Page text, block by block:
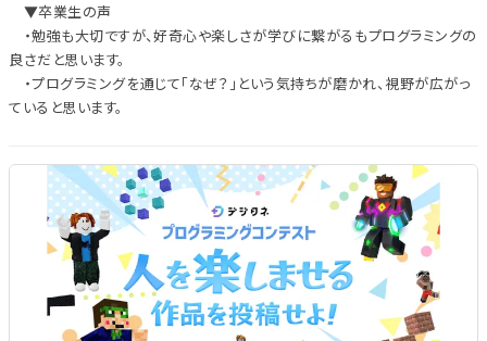
▼卒業生の声
・勉強も大切ですが、好奇心や楽しさが学びに繋がるもプログラミングの
良さだと思います。
・プログラミングを通じて「なぜ？」という気持ちが磨かれ、視野が広がっ
ていると思います。